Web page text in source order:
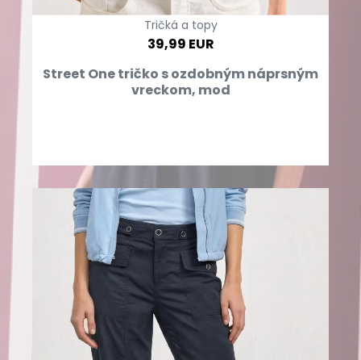
Tričká a topy
39,99 EUR
Street One tričko s ozdobným náprsným
vreckom, mod